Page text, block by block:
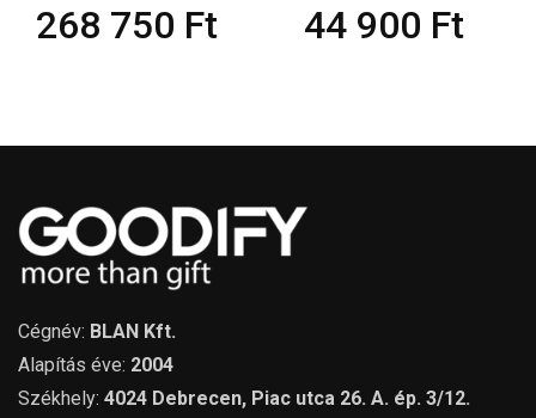
750Ft 44 900Ft
Cégnév: BLAN Kft.
Alapítás éve: 2004
Székhely: 4024 Debrecen, Piac utca 26. A. ép. 3/12.